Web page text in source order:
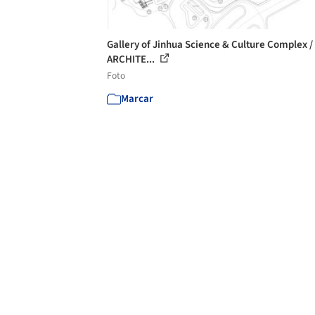
Gallery of Jinhua Science & Culture Complex /
ARCHITE...
Foto
Marcar